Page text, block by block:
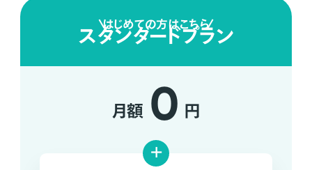
はじめての方はこちら
スタンダードプラン
月額 0 円
+